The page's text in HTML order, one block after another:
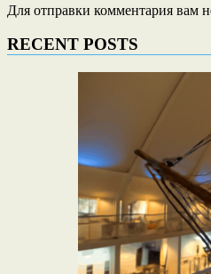
Для отправки комментария вам
RECENT POSTS